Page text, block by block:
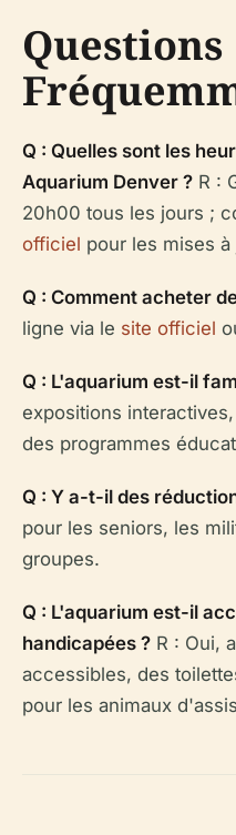
Questions
Q : Quelles sont les
Aquarium Denver ? R :
20h00 tous les jours ;
officiel pour les mises à
Q : Comment acheter
ligne via le site officiel
Q : L'aquarium est-il
expositions
des programmes
Q : Y a-t-il des
pour les seniors, les
groupes.
Q : L'aquarium est-il
handicapées ? R : Oui,
accessibles, des
pour les animaux